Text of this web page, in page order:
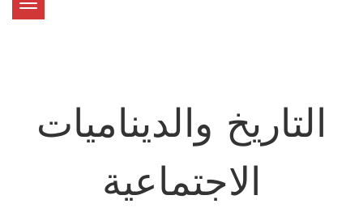
Toggle
navigation
التاريخ والديناميات
الاجتماعية